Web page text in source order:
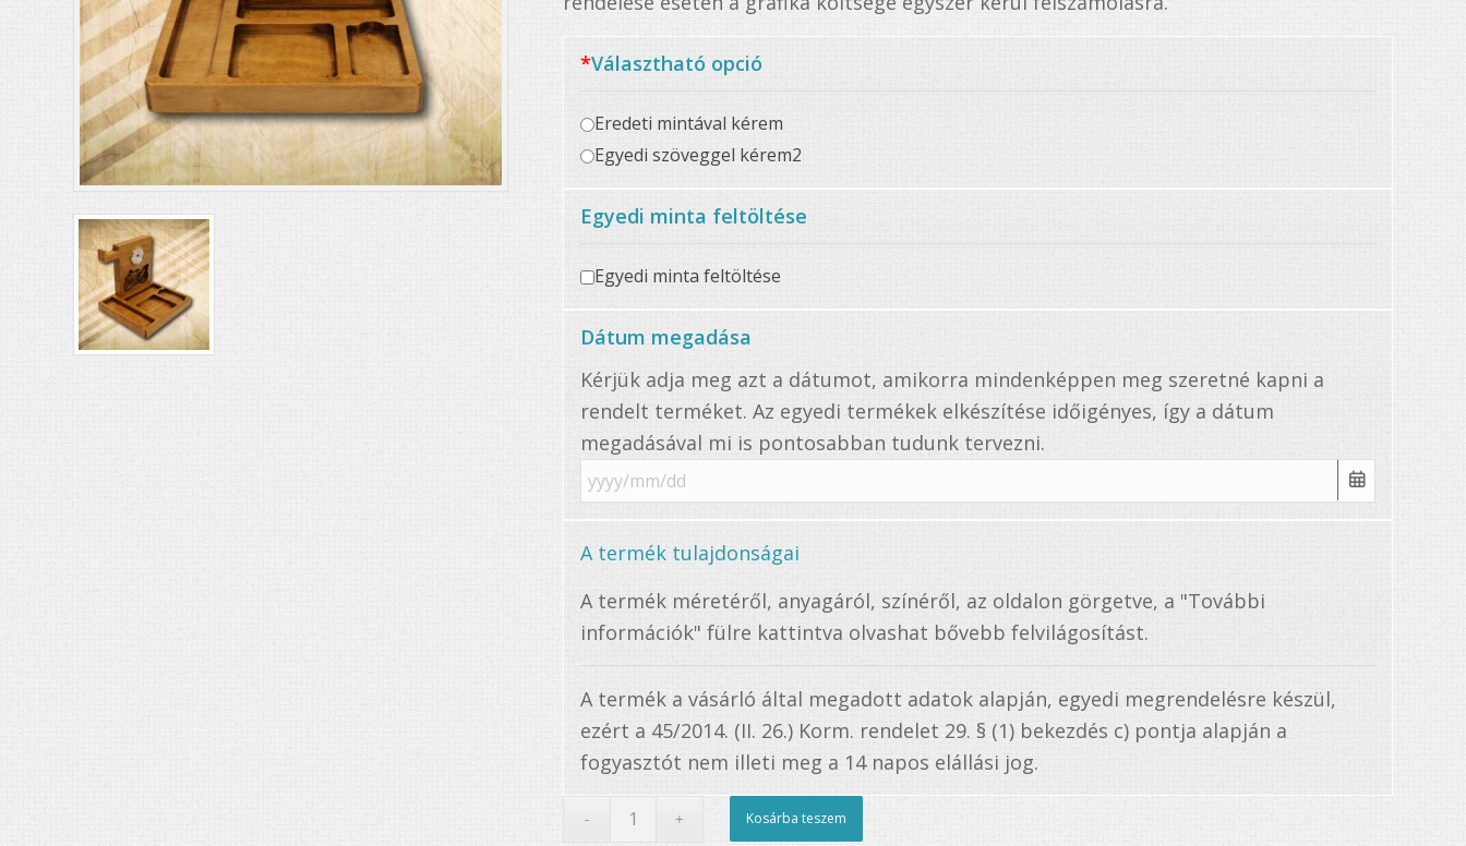
*Választható opció
Eredeti mintával kérem
Egyedi szöveggel kérem2
Egyedi minta feltöltése
Egyedi minta feltöltése
Dátum megadása
Kérjük adja meg azt a dátumot, amikorra mindenképpen meg szeretné kapni a
rendelt terméket. Az egyedi termékek elkészítése időigényes, így a dátum
megadásával mi is pontosabban tudunk tervezni.
A termék tulajdonságai
A termék méretéről, anyagáról, színéről, az oldalon görgetve, a "További
információk" fülre kattintva olvashat bővebb felvilágosítást.
A termék a vásárló által megadott adatok alapján, egyedi megrendelésre készül,
ezért a 45/2014. (II. 26.) Korm. rendelet 29. § (1) bekezdés c) pontja alapján a
fogyasztót nem illeti meg a 14 napos elállási jog.
Kosárba teszem